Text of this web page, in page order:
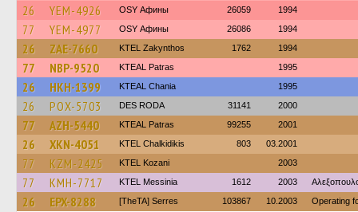
26 YEM-4926 OSY Афины 26059 1994
77 YEM-4977 OSY Афины 26086 1994
26 ZAE-7660 KTEL Zakynthos 1762 1994
77 NBP-9520 KTEAL Patras 1995
26 HKH-1399 KTEAL Chania 1995
26 POX-5703 DES RODA 31141 2000
77 AZH-5440 KTEAL Patras 99255 2001
26 XKN-4051 ΚΤΕL Chalkidikis 803 03.2001
77 KZM-2425 ΚΤΕL Kozani 2003
77 KMH-7717 KTEL Messinia 1612 2003
26 EPX-8288 [TheTA] Serres 103867 10.2003 Operating